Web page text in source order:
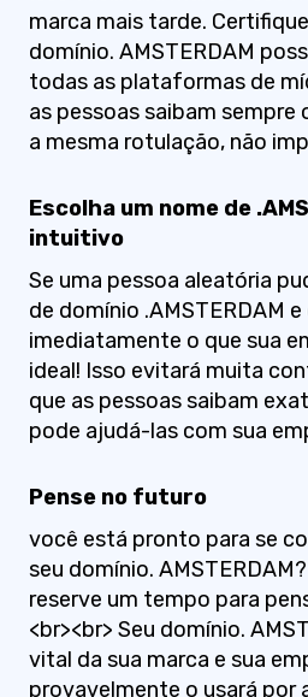
marca mais tarde.
domínio. AMSTERDAM
todas as plataformas de
as pessoas saibam sempre
a mesma rotulação, não
Escolha um nome de
intuitivo
Se uma pessoa aleatória
de domínio .AMSTERDAM
imediatamente o que sua
ideal! Isso evitará muita
que as pessoas saibam
pode ajudá-las com sua
Pense no futuro
você está pronto para se
seu domínio.
reserve um tempo para
<br><br> Seu domínio.
vital da sua marca e sua
provavelmente o usará por